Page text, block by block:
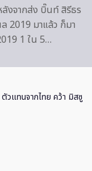
งจากส่ง บิ๊นท์ สิรีธร
2019 มาแล้ว ก็มา
1 ใน 5…
วแทนจากไทย คว้า มิสซู